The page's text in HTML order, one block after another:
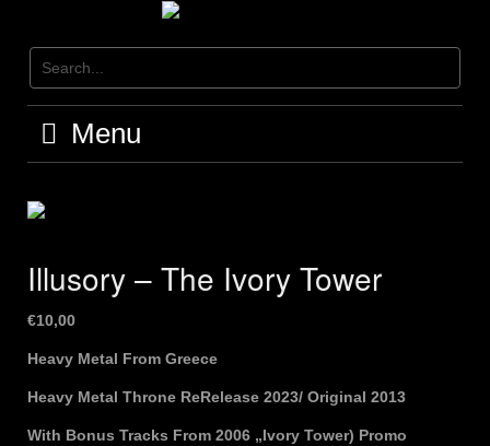
content
Menu
Illusory – The Ivory Tower
€10,00
Heavy Metal From Greece
Heavy Metal Throne ReRelease 2023/ Original 2013
With Bonus Tracks From 2006 „Ivory Tower) Promo